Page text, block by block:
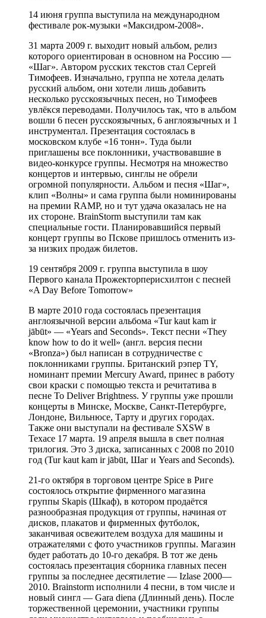
14 июня группа выступила на международном
фестивале рок-музыки «Максидром-2008».
31 марта 2009 г. выходит новый альбом, релиз
которого ориентирован в основном на Россию —
«Шаг». Автором русских текстов стал Сергей
Тимофеев. Изначально, группа не хотела делать
русский альбом, они хотели лишь добавить
несколько русскоязычных песен, но Тимофеев
увлёкся переводами. Получилось так, что в альбом
вошли 6 песен русскоязычных, 6 англоязычных и 1
инструментал. Презентация состоялась в
московском клубе «16 тонн». Туда были
приглашены все поклонники, участвовавшие в
видео-конкурсе группы. Несмотря на множество
концертов и интервью, синглы не обрели
огромной популярности. Альбом и песня «Шаг»,
клип «Волны» и сама группа были номинированы
на премии RAMP, но и тут удача оказалась не на
их стороне. BrainStorm выступили там как
специальные гости. Планировавшийся первый
концерт группы во Пскове пришлось отменить из-
за низких продаж билетов.
19 сентября 2009 г. группа выступила в шоу
Первого канала Прожекторперисхилтон с песней
«A Day Before Tomorrow»
В марте 2010 года состоялась презентация
англоязычной версии альбома «Tur kaut kam ir
jābūt» — «Years and Seconds». Текст песни «They
know how to do it well» (англ. версия песни
«Bronza») был написан в сотрудничестве с
поклонниками группы. Британский рэпер TY,
номинант премии Mercury Award, принес в работу
свои краски с помощью текста и речитатива в
песне To Deliver Brightness. У группы уже прошли
концерты в Минске, Москве, Санкт-Петербурге,
Лондоне, Вильнюсе, Тарту и других городах.
Также они выступали на фестивале SXSW в
Техасе 17 марта. 19 апреля вышла в свет полная
трилогия. Это 3 диска, записанных с 2008 по 2010
год (Tur kaut kam ir jābūt, Шаг и Years and Seconds).
21-го октября в торговом центре Spice в Риге
состоялось открытие фирменного магазина
группы Skapis (Шкаф), в котором продаётся
разнообразная продукция от группы, начиная от
дисков, плакатов и фирменных футболок,
заканчивая освежителем воздуха для машины и
отражателями с фото участников группы. Магазин
будет работать до 10-го декабря. В тот же день
состоялась презентация сборника главных песен
группы за последнее десятилетие — Izlase 2000—
2010. Brainstorm исполнили 4 песни, в том числе и
новый сингл — Gara diena (Длинный день). После
торжественной церемонии, участники группы